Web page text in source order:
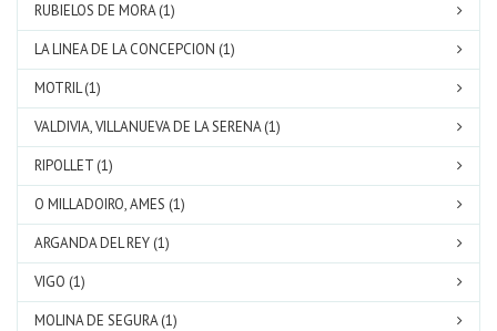
RUBIELOS DE MORA (1)
LA LINEA DE LA CONCEPCION (1)
MOTRIL (1)
VALDIVIA, VILLANUEVA DE LA SERENA (1)
RIPOLLET (1)
O MILLADOIRO, AMES (1)
ARGANDA DEL REY (1)
VIGO (1)
MOLINA DE SEGURA (1)